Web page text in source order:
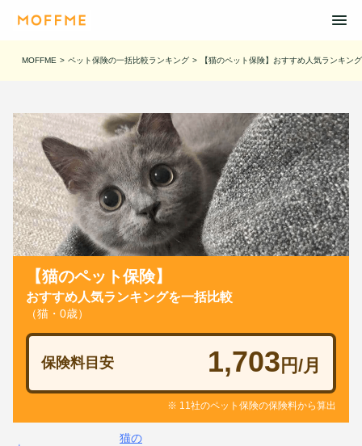
MOFFME > ペット保険の一括比較ランキング > 【猫のペット保険】おすすめ人気ランキン
【猫のペット保険】
おすすめ人気ランキングを一括比較
（猫・0歳）
保険料目安 1,703 円/月
※ 11社のペット保険の保険料から算出
猫の